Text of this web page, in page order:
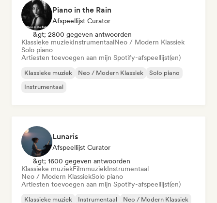
Piano in the Rain
Afspeellijst Curator
&gt; 2800 gegeven antwoorden
Klassieke muziekInstrumentaalNeo / Modern Klassiek
Solo piano
Artiesten toevoegen aan mijn Spotify-afspeellijst(en)
Klassieke muziek Neo / Modern Klassiek
Solo piano
Instrumentaal
Lunaris
Afspeellijst Curator
&gt; 1600 gegeven antwoorden
Klassieke muziekFilmmuziekInstrumentaal
Neo / Modern KlassiekSolo piano
Artiesten toevoegen aan mijn Spotify-afspeellijst(en)
Klassieke muziek Instrumentaal
Neo / Modern Klassiek